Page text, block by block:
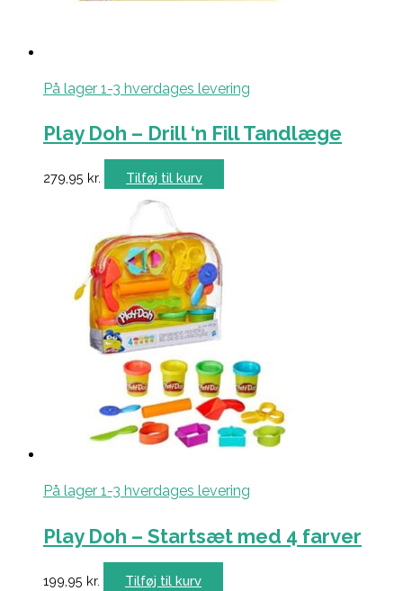
På lager 1-3 hverdages levering
Play Doh – Drill ‘n Fill Tandlæge
279,95 kr. Tilføj til kurv
På lager 1-3 hverdages levering
Play Doh – Startsæt med 4 farver
199,95 kr. Tilføj til kurv